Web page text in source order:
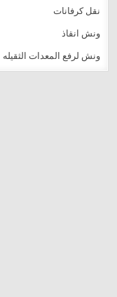
نقل كرفانات
ونش انقاذ
ونش لرفع المعدات الثقيله